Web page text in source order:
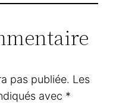
pas publiée. Les
avec *